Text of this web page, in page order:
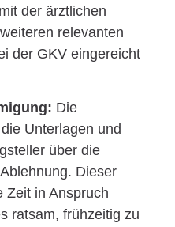
der ärztlichen
relevanten
der GKV eingereicht
Die
Unterlagen und
über die
Dieser
Zeit in Anspruch
ratsam, frühzeitig zu